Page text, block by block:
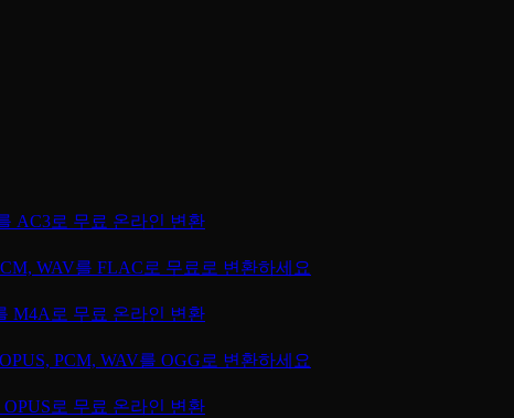
AC3로 무료 온라인 변환
WAV를 FLAC로 무료로 변환하세요
M4A로 무료 온라인 변환
PCM, WAV를 OGG로 변환하세요
로 무료 온라인 변환